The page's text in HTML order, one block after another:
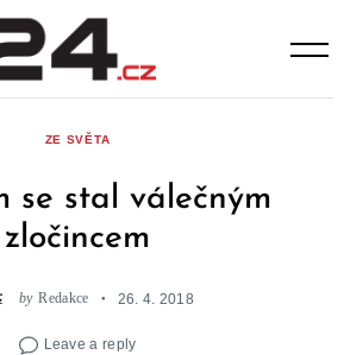
ZE SVĚTA
se stal válečným
zločincem
by Redakce 26. 4. 2018
Leave a reply